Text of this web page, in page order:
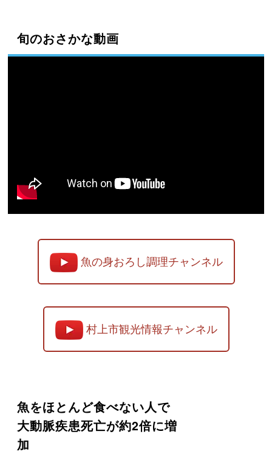
旬のおさかな動画
魚の身おろし調理チャンネル
村上市観光情報チャンネル
魚をほとんど食べない人で
大動脈疾患死亡が約2倍に増
加